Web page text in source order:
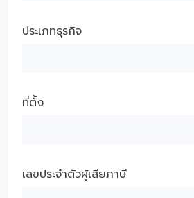
ประเภทธุรกิจ
ที่ตั้ง
เลขประจำตัวผู้เสียภาษี